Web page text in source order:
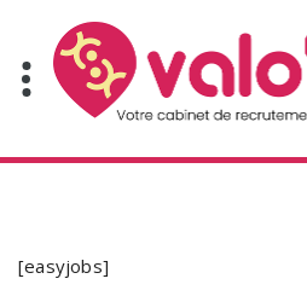
contenu
[easyjobs]